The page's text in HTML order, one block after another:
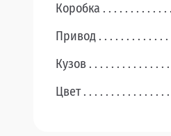
Коробка
Привод
Кузов
Цвет